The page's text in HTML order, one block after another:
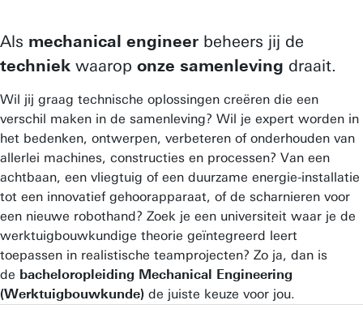
Als mechanical engineer beheers jij de
techniek waarop onze samenleving draait.
Wil jij graag technische oplossingen creëren die een
verschil maken in de samenleving? Wil je expert worden in
het bedenken, ontwerpen, verbeteren of onderhouden van
allerlei machines, constructies en processen? Van een
achtbaan, een vliegtuig of een duurzame energie-installatie
tot een innovatief gehoorapparaat, of de scharnieren voor
een nieuwe robothand? Zoek je een universiteit waar je de
werktuigbouwkundige theorie geïntegreerd leert
toepassen in realistische teamprojecten? Zo ja, dan is
de bacheloropleiding Mechanical Engineering
(Werktuigbouwkunde) de juiste keuze voor jou.